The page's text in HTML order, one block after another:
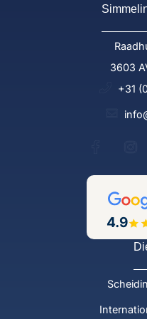
3603
+31
4.9